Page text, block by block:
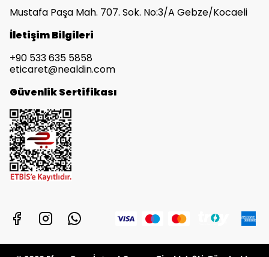
Mustafa Paşa Mah. 707. Sok. No:3/A Gebze/Kocaeli
İletişim Bilgileri
+90 533 635 5858
eticaret@nealdin.com
Güvenlik Sertifikası